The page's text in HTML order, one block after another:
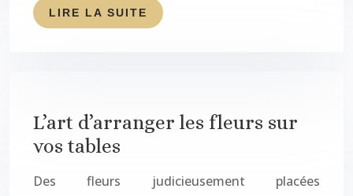
LIRE LA SUITE
L’art d’arranger les fleurs sur
vos tables
Des fleurs judicieusement placées